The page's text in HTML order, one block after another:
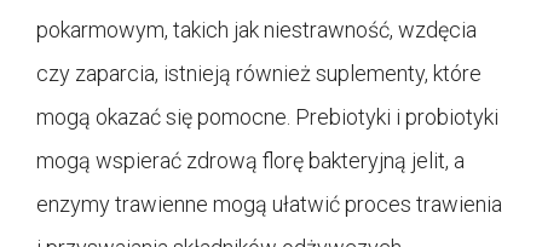
pokarmowym, takich jak niestrawność, wzdęcia
czy zaparcia, istnieją również suplementy, które
mogą okazać się pomocne. Prebiotyki i probiotyki
mogą wspierać zdrową florę bakteryjną jelit, a
enzymy trawienne mogą ułatwić proces trawienia